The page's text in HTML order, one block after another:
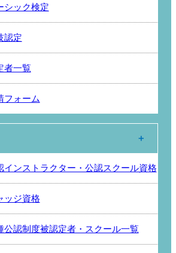
シック検定
認定
者一覧
フォーム
インストラクター・公認スクール資格
ッジ資格
公認制度被認定者・スクール一覧